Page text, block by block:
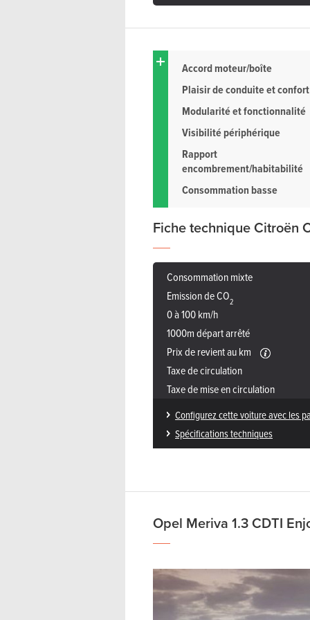
Accord moteur/boîte
Plaisir de conduite et confort
Modularité et fonctionnalité
Visibilité périphérique
Rapport
encombrement/habitabilité
Consommation basse
Fiche technique Citroën
Consommation mixte
Emission de CO2
0 à 100 km/h
1000m départ arrêté
Prix de revient au km
Taxe de circulation
Taxe de mise en circulation
Configurez cette voiture avec les
Spécifications techniques
Opel Meriva 1.3 CDTI